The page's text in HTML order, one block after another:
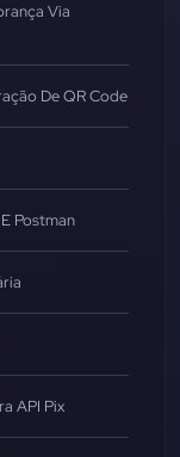
Via
De QR Code
Postman
API Pix